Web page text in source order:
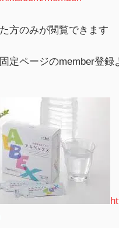
方のみが閲覧できます
定ページのmember登録